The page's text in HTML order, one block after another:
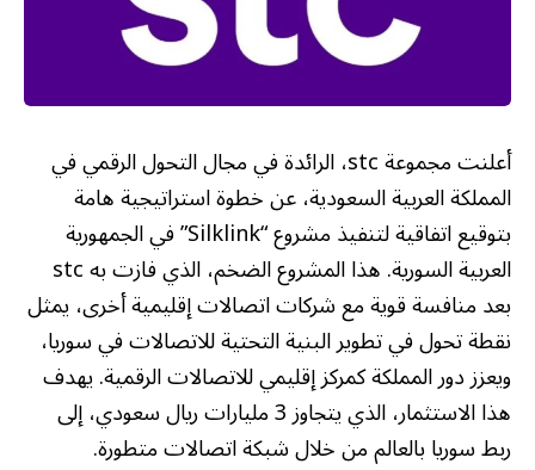
أعلنت مجموعة stc، الرائدة في مجال التحول الرقمي في
المملكة العربية السعودية، عن خطوة استراتيجية هامة
بتوقيع اتفاقية لتنفيذ مشروع “Silklink” في الجمهورية
العربية السورية. هذا المشروع الضخم، الذي فازت به stc
بعد منافسة قوية مع شركات اتصالات إقليمية أخرى، يمثل
نقطة تحول في تطوير البنية التحتية للاتصالات في سوريا،
ويعزز دور المملكة كمركز إقليمي للاتصالات الرقمية. يهدف
هذا الاستثمار، الذي يتجاوز 3 مليارات ريال سعودي، إلى
ربط سوريا بالعالم من خلال شبكة اتصالات متطورة.